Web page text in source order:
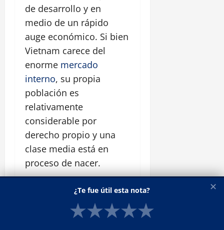
de desarrollo y en
medio de un rápido
auge económico. Si bien
Vietnam carece del
enorme mercado
interno, su propia
población es
relativamente
considerable por
derecho propio y una
clase media está en
proceso de nacer.
Una de las mayores
Vietnam, de hecho,
✕
¿Te fue útil esta nota?
★★★★★